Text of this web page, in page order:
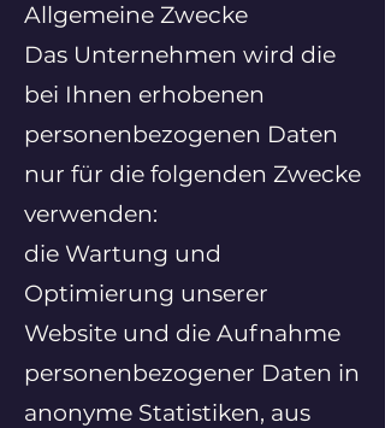
Allgemeine Zwecke
Das Unternehmen wird die
bei Ihnen erhobenen
personenbezogenen Daten
nur für die folgenden Zwecke
verwenden:
die Wartung und
Optimierung unserer
Website und die Aufnahme
personenbezogener Daten in
anonyme Statistiken, aus